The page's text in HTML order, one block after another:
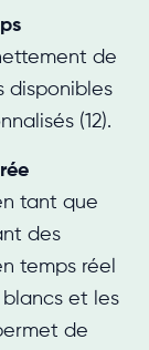
de
disponibles
(12).
tant que
des
temps réel
et les
de